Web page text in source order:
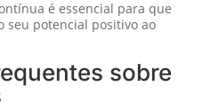
é essencial para que
seu potencial positivo ao
sobre